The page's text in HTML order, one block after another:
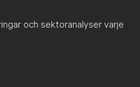
och sektoranalyser varje